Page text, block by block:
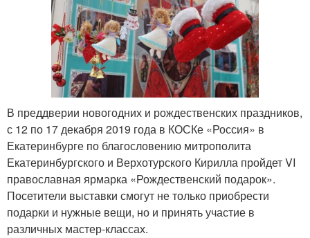
В преддверии новогодних и рождественских праздников,
с 12 по 17 декабря 2019 года в КОСКе «Россия» в
Екатеринбурге по благословению митрополита
Екатеринбургского и Верхотурского Кирилла пройдет VI
православная ярмарка «Рождественский подарок».
Посетители выставки смогут не только приобрести
подарки и нужные вещи, но и принять участие в
различных мастер-классах.